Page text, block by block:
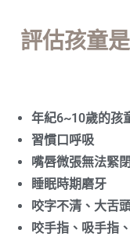
評估孩童
年紀6~10歲的孩
習慣口呼吸
嘴唇微張無法緊閉
睡眠時期磨牙
咬字不清、大舌
咬手指、吸手指